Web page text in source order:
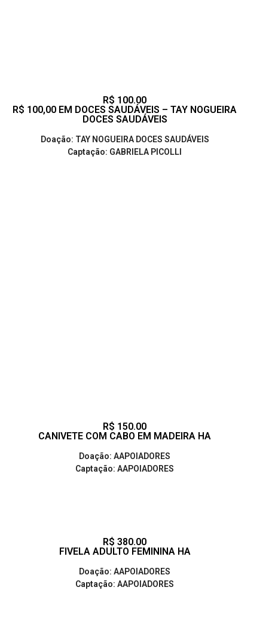
R$ 100.00
R$ 100,00 EM DOCES SAUDÁVEIS – TAY NOGUEIRA
DOCES SAUDÁVEIS
Doação: TAY NOGUEIRA DOCES SAUDÁVEIS
Captação: GABRIELA PICOLLI
R$ 150.00
CANIVETE COM CABO EM MADEIRA HA
Doação: AAPOIADORES
Captação: AAPOIADORES
R$ 380.00
FIVELA ADULTO FEMININA HA
Doação: AAPOIADORES
Captação: AAPOIADORES